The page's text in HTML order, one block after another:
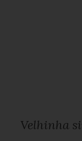
Velhinha